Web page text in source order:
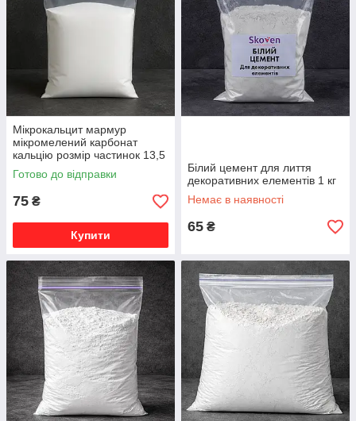
Мікрокальцит мармур
мікромелений карбонат
кальцію розмір частинок 13,5
мкм 1кг SKOVEN
Готово до відправки
75 ₴
Купити
Білий цемент для лиття
декоративних елементів 1 кг
Немає в наявності
65 ₴